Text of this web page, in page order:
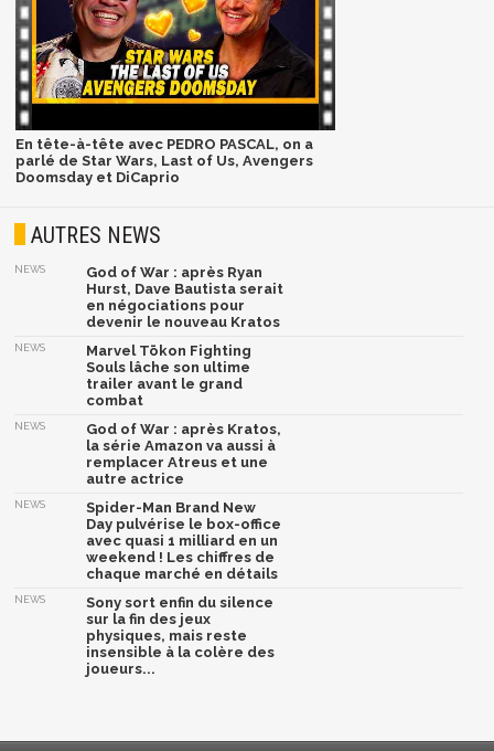
En tête-à-tête avec PEDRO PASCAL, on a
parlé de Star Wars, Last of Us, Avengers
Doomsday et DiCaprio
AUTRES NEWS
NEWS
God of War : après Ryan
Hurst, Dave Bautista serait
en négociations pour
devenir le nouveau Kratos
NEWS
Marvel Tōkon Fighting
Souls lâche son ultime
trailer avant le grand
combat
NEWS
God of War : après Kratos,
la série Amazon va aussi à
remplacer Atreus et une
autre actrice
NEWS
Spider-Man Brand New
Day pulvérise le box-office
avec quasi 1 milliard en un
weekend ! Les chiffres de
chaque marché en détails
NEWS
Sony sort enfin du silence
sur la fin des jeux
physiques, mais reste
insensible à la colère des
joueurs...